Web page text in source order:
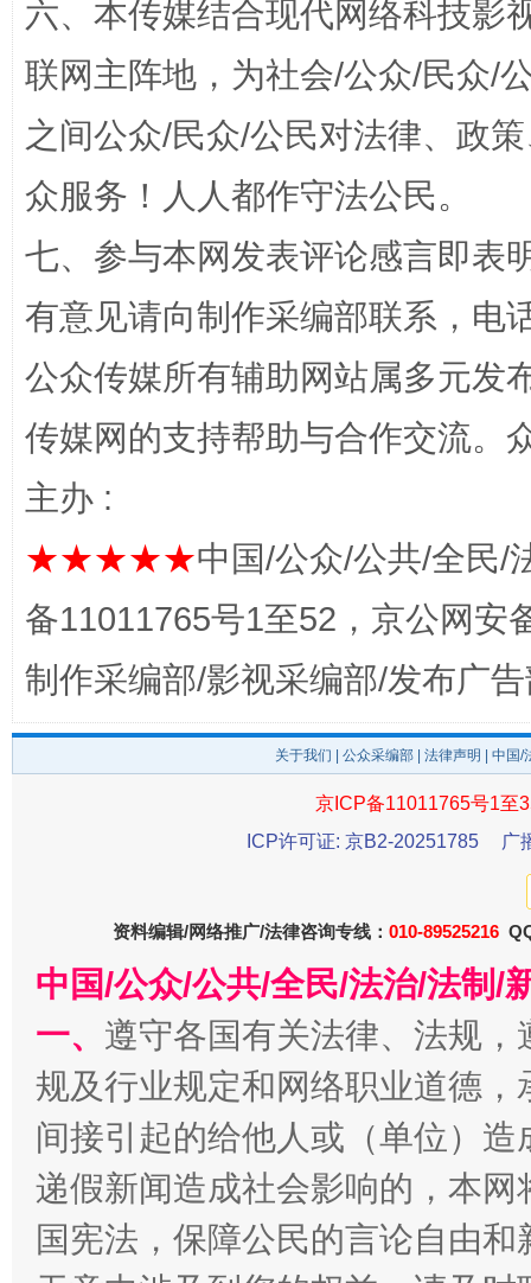
“蜀中异人”王建安的艺术幻境
千年窑火 生生不息
六、本传媒结合现代网络科技影
联网主阵地，为社会/公众/民众/
之间公众/民众/公民对法律、政
众服务！人人都作守法公民。
七、参与本网发表评论感言即表
有意见请向制作采编部联系，电
公众传媒所有辅助网站属多元发
传媒网的支持帮助与合作交流。
主办 :
★★★★★中国/公众/公共/全民/
备11011765号1至52，京公网安
制作采编部/影视采编部/发布广
关于我们 公众采编部 法律声明 | 中国
京ICP备11011765号1至
ICP许可证: 京B2-20251785
广
资料编辑/网络推广/法律咨询专线： 010-89525216
中国/公众/公共/全民/法治/法制/
一、 遵守各国有关法律、法规
规及行业规定和网络职业道德
间接引起的给他人或（单位）
递假新闻造成社会影响的，本
国宪法，保障公民的言论自由